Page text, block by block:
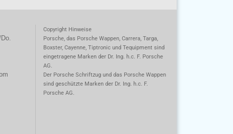
Copyright Hinweise
Porsche, das Porsche Wappen, Carrera, Targa,
Boxster, Cayenne, Tiptronic und Tequipment sind
eingetragene Marken der Dr. Ing. h.c. F. Porsche
AG.
Der Porsche Schriftzug und das Porsche Wappen
sind geschützte Marken der Dr. Ing. h.c. F.
Porsche AG.